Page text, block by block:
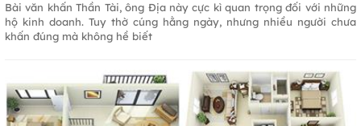
Bài văn khấn Thần Tài, ông Địa này cực kì quan trọng đối với những
hộ kinh doanh. Tuy thờ cúng hằng ngày, nhưng nhiều người chưa
khấn đúng mà không hề biết